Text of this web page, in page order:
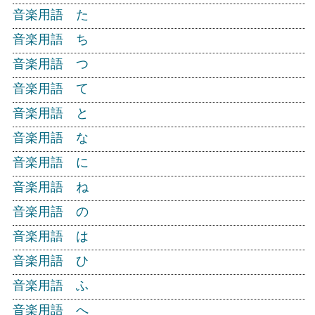
音楽用語 た
音楽用語 ち
音楽用語 つ
音楽用語 て
音楽用語 と
音楽用語 な
音楽用語 に
音楽用語 ね
音楽用語 の
音楽用語 は
音楽用語 ひ
音楽用語 ふ
音楽用語 へ